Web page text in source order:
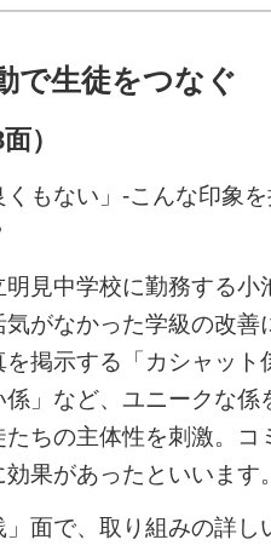
で生徒をつなぐ
）
くもない」-こんな印象
見中学校に勤務する小
気がなかった学級の改善
掲示する「カシャット
」など、ユニークな係
たちの主体性を刺激。コ
果があったといいます
面で、取り組みの詳し